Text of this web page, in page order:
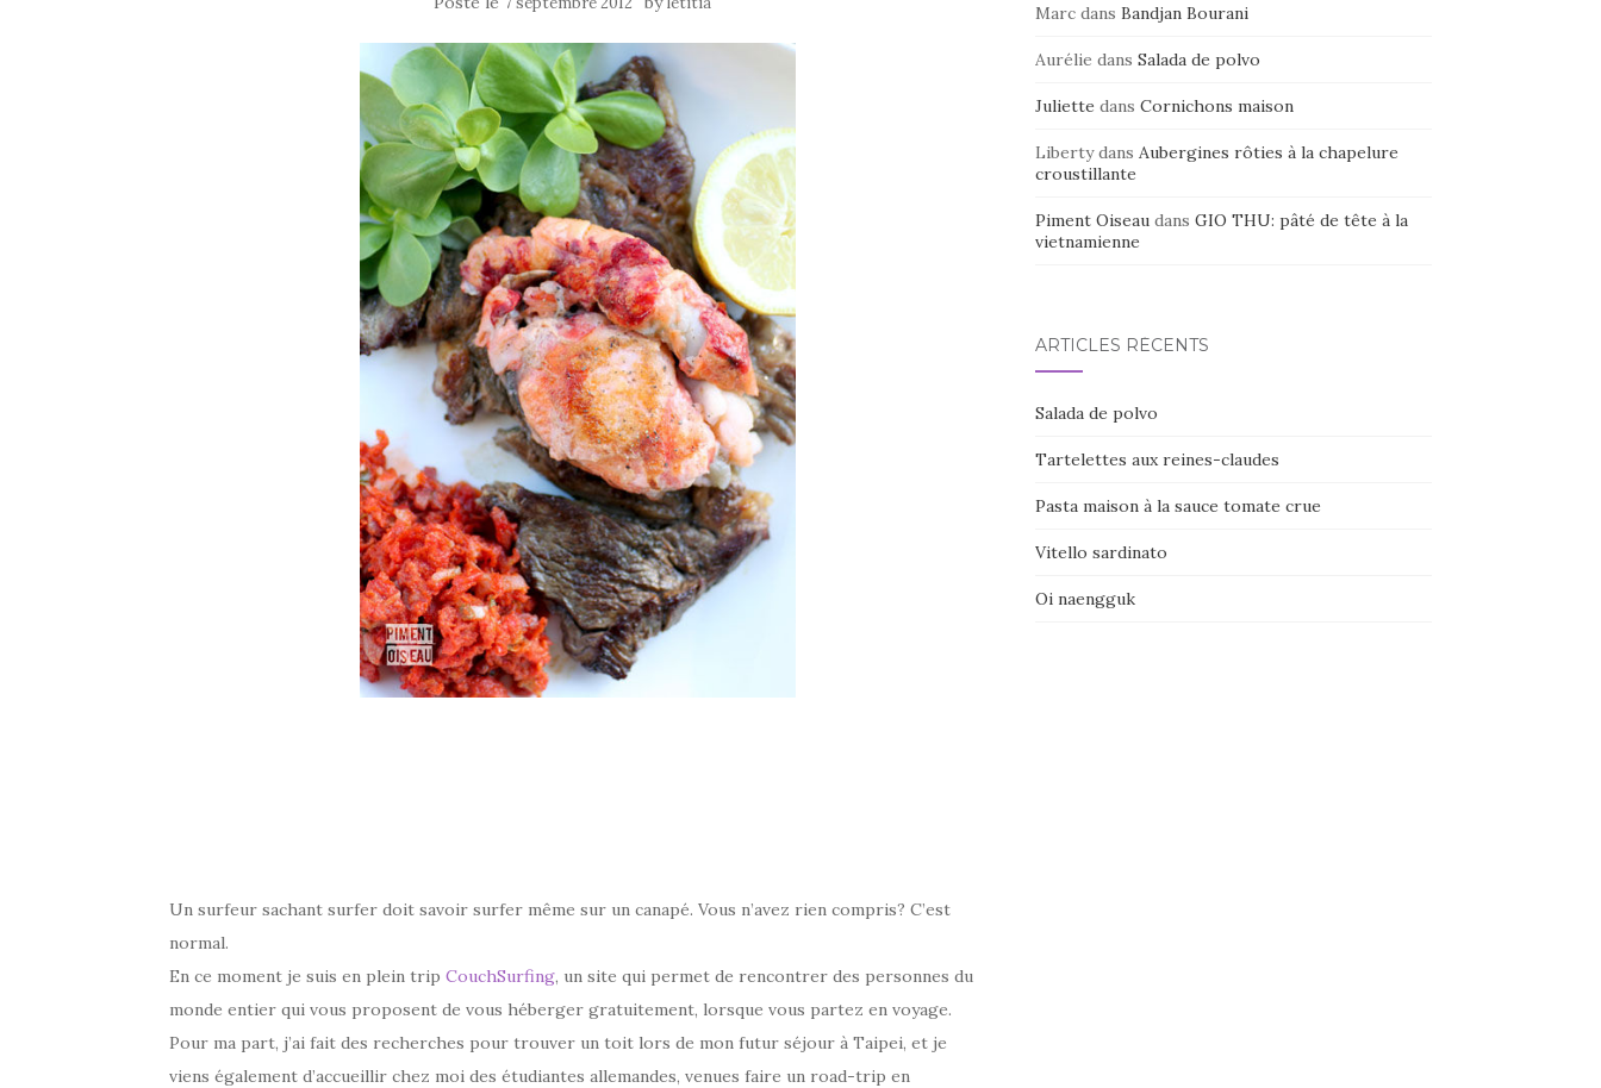
Un surfeur sachant surfer doit savoir surfer même sur un canapé. Vous n’avez rien compris? C’est
normal.
En ce moment je suis en plein trip CouchSurfing, un site qui permet de rencontrer des personnes du
monde entier qui vous proposent de vous héberger gratuitement, lorsque vous partez en voyage.
Pour ma part, j’ai fait des recherches pour trouver un toit lors de mon futur séjour à Taipei, et je
viens également d’accueillir chez moi des étudiantes allemandes, venues faire un road-trip en
Marcdans Bandjan Bourani
Aurélie dans Salada de polvo
Juliette dans Cornichons maison
Libertydans Aubergines rôties à la chapelure
croustillante
Piment Oiseaudans GIO THU: pâté de tête à la
vietnamienne
ARTICLES RÉCENTS
Salada de polvo
Tartelettes aux reines-claudes
Pasta maison à la sauce tomate crue
Vitello sardinato
Oi naengguk